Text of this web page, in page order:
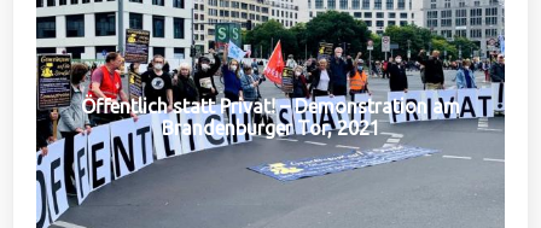
Öffentlich statt Privat! – Demonstration am
Brandenburger Tor, 2021